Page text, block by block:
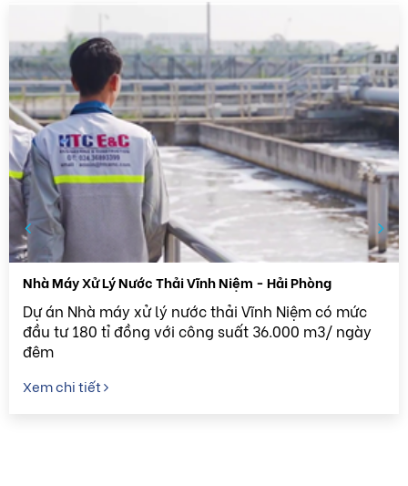
Nhà Máy Xử Lý Nước Thải Vĩnh Niệm - Hải Phòng
Dự án Nhà máy xử lý nước thải Vĩnh Niệm có mức
đầu tư 180 tỉ đồng với công suất 36.000 m3/ ngày
đêm
Xem chi tiết